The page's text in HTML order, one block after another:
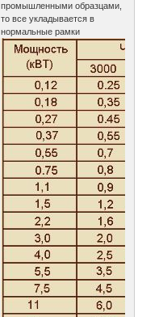
промышленными образцами,
то все укладывается в
нормальные рамки